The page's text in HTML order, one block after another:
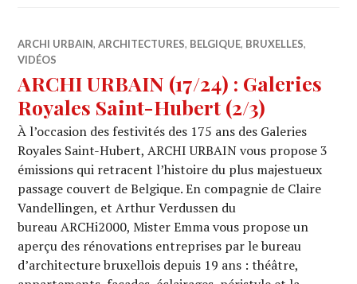
ARCHI URBAIN,ARCHITECTURES, BELGIQUE, BRUXELLES,
VIDÉOS
ARCHI URBAIN (17/24) : Galeries
Royales Saint-Hubert (2/3)
À l’occasion des festivités des 175 ans des Galeries
Royales Saint-Hubert, ARCHI URBAIN vous propose 3
émissions qui retracent l’histoire du plus majestueux
passage couvert de Belgique. En compagnie de Claire
Vandellingen, et Arthur Verdussen du
bureau ARCHi2000, Mister Emma vous propose un
aperçu des rénovations entreprises par le bureau
d’architecture bruxellois depuis 19 ans : théâtre,